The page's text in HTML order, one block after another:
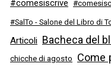
#comesiscrive
#SalTo - Salone del Libro di
Articoli Bacheca del
chicche di agosto Come